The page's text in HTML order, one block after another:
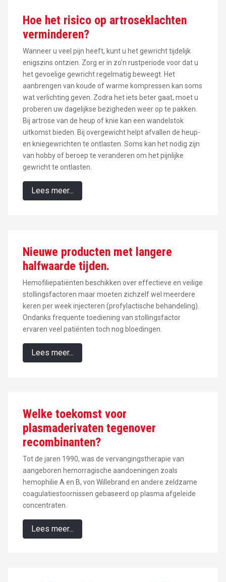
Hoe het risico op artroseklachten
verminderen?
Wanneer u veel pijn heeft, kunt u het gewricht tijdelijk
enigszins ontzien. Zorg er in zo'n rustperiode voor dat u
het gevoelige gewricht regelmatig beweegt. Het
aanbrengen van koude of warme kompressen kan soms
wat verlichting geven. Zodra het iets beter gaat, moet u
proberen uw dagelijkse bezigheden weer op te pakken.
Bij artrose van de heup of knie kan een wandelstok
uitkomst bieden. Bij overgewicht helpt afvallen de heup-
en kniegewrichten te ontlasten. Soms kan het nodig zijn
van hobby of beroep te veranderen om het pijnlijke
gewricht te ontlasten.
Lees meer...
Nieuwe producten met langere
halfwaarde tijden.
Hemofiliepatiënten beschikken over effectieve en veilige
stollingsfactoren maar moeten zichzelf wel meerdere
keren per week injecteren (profylactische behandeling).
Ondanks frequente toediening van stollingsfactor
ervaren veel patiënten toch nog bloedingen.
Lees meer...
Welke toekomst voor
plasmaderivaten tegenover
recombinanten?
Tot de jaren 1990, was de vervangingstherapie van
aangeboren hemorragische aandoeningen zoals
hemophilie A en B, von Willebrand en andere zeldzame
coagulatiestoornissen gebaseerd op plasma afgeleide
concentraten.
Lees meer...